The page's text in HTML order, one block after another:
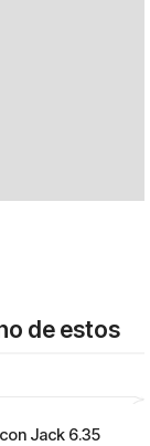
de estos
Jack 6.35